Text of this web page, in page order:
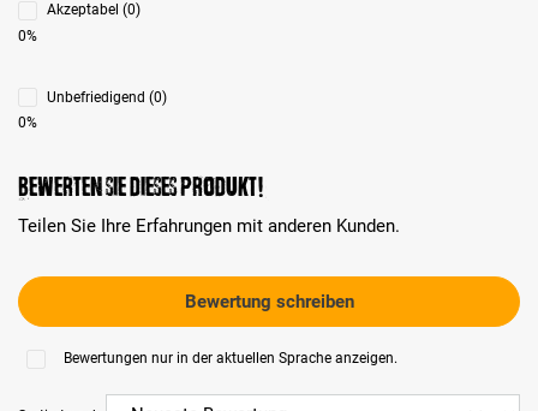
Akzeptabel (0)
0%
Unbefriedigend (0)
0%
Bewerten Sie dieses Produkt!
Teilen Sie Ihre Erfahrungen mit anderen Kunden.
Bewertung schreiben
Bewertungen nur in der aktuellen Sprache anzeigen.